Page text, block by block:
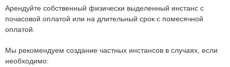
Арендуйте собственный физически выделенный инстанс с
почасовой оплатой или на длительный срок с помесячной
оплатой.
Мы рекомендуем создание частных инстансов в случаях, если
необходимо: